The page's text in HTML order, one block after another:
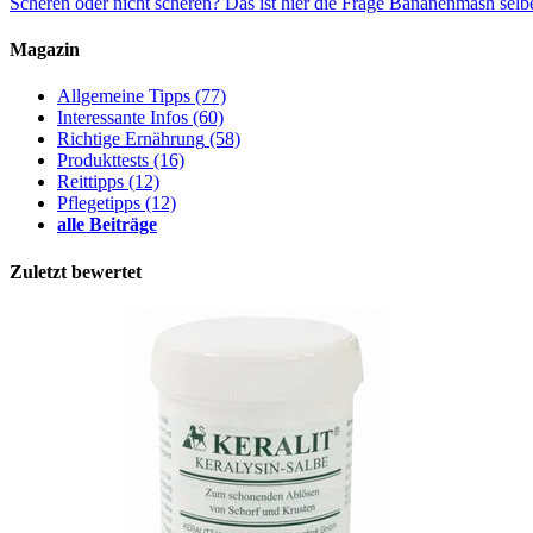
Magazin
Allgemeine Tipps (77)
Interessante Infos (60)
Richtige Ernährung (58)
Produkttests (16)
Reittipps (12)
Pflegetipps (12)
alle Beiträge
Zuletzt bewertet